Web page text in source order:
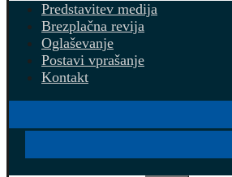
Predstavitev medija
Brezplačna revija
Oglaševanje
Postavi vprašanje
Kontakt